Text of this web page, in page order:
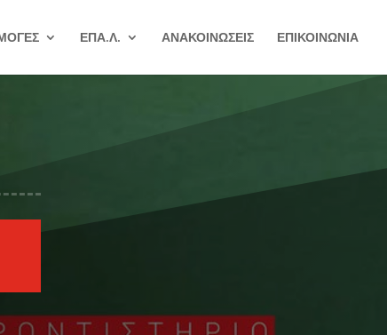
ΕΠΑ.Λ. ΑΝΑΚΟΙΝΩΣΕΙΣ ΕΠΙΚΟΙΝΩΝΙΑ